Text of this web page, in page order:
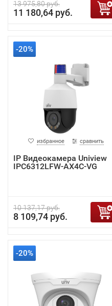
13 975,80 руб.
11 180,64 руб.
-20%
избранное сравнить
IP Видеокамера Uniview
IPC6312LFW-AX4C-VG
10 137,17 руб.
8 109,74 руб.
-20%